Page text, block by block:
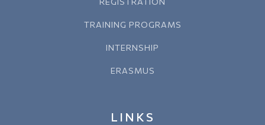
TRAINING PROGRAMS
INTERNSHIP
ERASMUS
LINKS